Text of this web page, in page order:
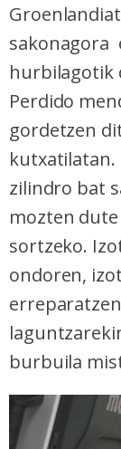
sakonagora
hurbilagotik
Perdido
gordetzen
kutxatilatan.
zilindro bat
mozten
sortzeko.
ondoren,
burbuila